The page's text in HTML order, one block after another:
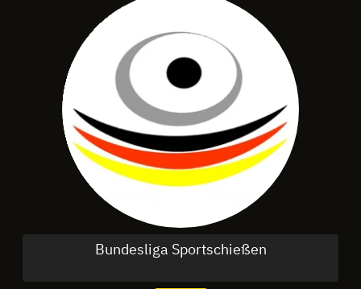
Bundesliga Sportschießen